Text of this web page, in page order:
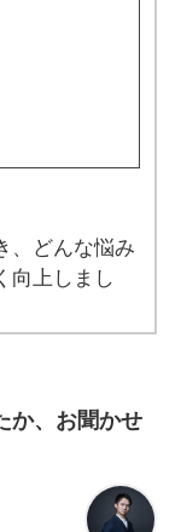
、どんな悩み
向上しまし
か、お聞かせ